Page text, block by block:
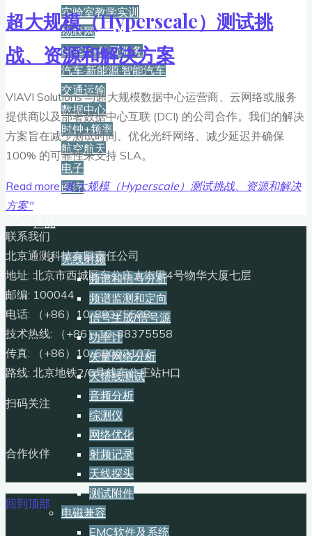
实验室教学实训
物联网
GNSS+位置服务
汽车·新能源·智能汽车
交通运输
数据中心
时钟+频率
航空航天
电子
医疗
产品
无线射频
频谱和信号分析
频谱监测和定向
信号生成/信号源
功率计
矢量网络分析
天馈线测试
音频分析
综测仪
网络优化
射频记录
天线探头
测试附件
电磁兼容
EMC软件及系统
超大规模（Hyperscale）测试挑
战、资源和解决方案
VIAVI Solutions 与超大规模数据中心运营商、云网络或服务
提供商以及部署数据中心互联 (DCI) 的公司合作。我们的解决
方案旨在减少测试时间、优化光纤网络、减少延迟并确保
100% 的可靠性来支持 SLA。
Read more "超大规模（Hyperscale）测试挑战、资源和解决
方案"
联系我们
北京通测科技有限责任公司
地址: 北京市西城区车公庄大街甲4号物华大厦七层
邮编: 100044
电话: （+86）10-88375588
技术热线: （+86）10-88375558
传真: （+86）10-68002107
路线: 北京地铁2/6号线车公庄站H口
扫码关注
合作伙伴
回到顶部